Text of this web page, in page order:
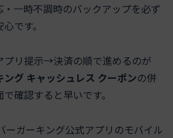
・一時不調時のバックアップを必ず
です。
プリ提示→決済の順で進めるのが
ング キャッシュレス クーポンの併
確認すると早いです。
ーガーキング公式アプリのモバイル